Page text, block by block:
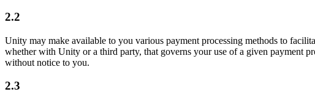
2.2
Unity may make available to you various payment processing methods to
whether with Unity or a third party, that governs your use of a given payment
without notice to you.
2.3